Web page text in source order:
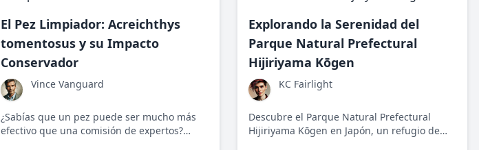
El Pez Limpiador: Acreichthys
tomentosus y su Impacto
Conservador
Vince Vanguard
¿Sabías que un pez puede ser mucho más
efectivo que una comisión de expertos?
Explorando la Serenidad del
Parque Natural Prefectural
Hijiriyama Kōgen
KC Fairlight
Descubre el Parque Natural Prefectural
Hijiriyama Kōgen en Japón, un refugio de